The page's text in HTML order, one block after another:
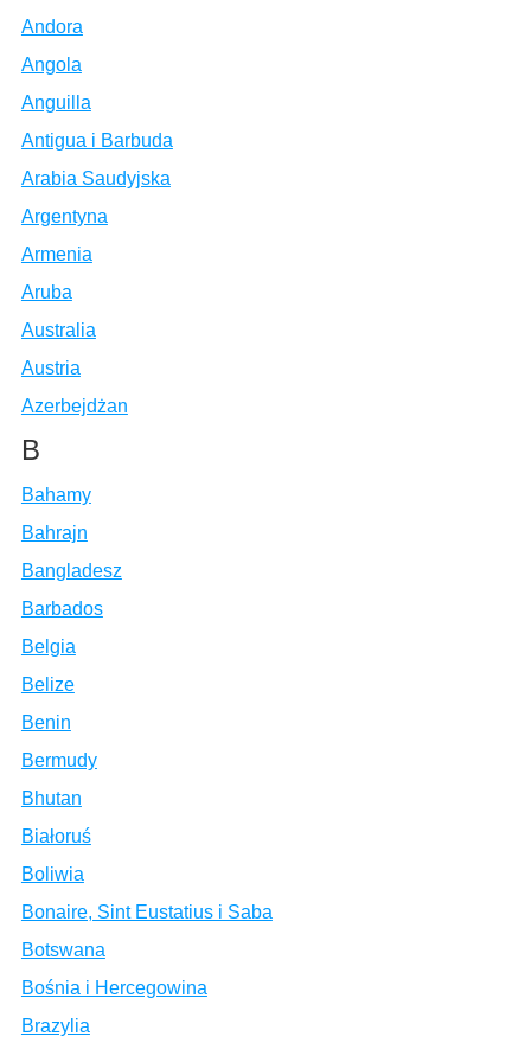
Andora
Angola
Anguilla
Antigua i Barbuda
Arabia Saudyjska
Argentyna
Armenia
Aruba
Australia
Austria
Azerbejdżan
B
Bahamy
Bahrajn
Bangladesz
Barbados
Belgia
Belize
Benin
Bermudy
Bhutan
Białoruś
Boliwia
Bonaire, Sint Eustatius i Saba
Botswana
Bośnia i Hercegowina
Brazylia